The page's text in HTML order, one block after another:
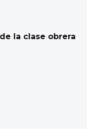
la clase obrera